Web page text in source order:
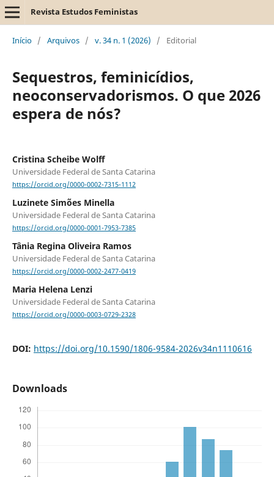
Revista Estudos Feministas
Início / Arquivos / v. 34 n. 1 (2026) / Editorial
Sequestros, feminicídios,
neoconservadorismos. O que 2026
espera de nós?
Cristina Scheibe Wolff
Universidade Federal de Santa Catarina
https://orcid.org/0000-0002-7315-1112
Luzinete Simões Minella
Universidade Federal de Santa Catarina
https://orcid.org/0000-0001-7953-7385
Tânia Regina Oliveira Ramos
Universidade Federal de Santa Catarina
https://orcid.org/0000-0002-2477-0419
Maria Helena Lenzi
Universidade Federal de Santa Catarina
https://orcid.org/0000-0003-0729-2328
DOI: https://doi.org/10.1590/1806-9584-2026v34n1110616
Downloads